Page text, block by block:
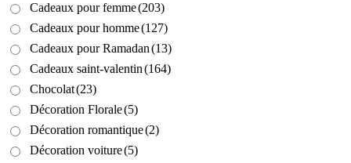
Cadeaux pour femme(203)
Cadeaux pour homme(127)
Cadeaux pour Ramadan(13)
Cadeaux saint-valentin(164)
Chocolat(23)
Décoration Florale(5)
Décoration romantique(2)
Décoration voiture(5)